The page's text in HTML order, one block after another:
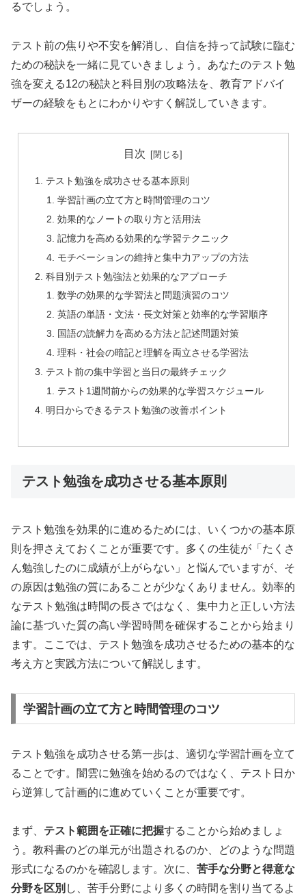
るでしょう。
テスト前の焦りや不安を解消し、自信を持って試験に臨む
ための秘訣を一緒に見ていきましょう。あなたのテスト勉
強を変える12の秘訣と科目別の攻略法を、教育アドバイ
ザーの経験をもとにわかりやすく解説していきます。
目次
テスト勉強を成功させる基本原則
学習計画の立て方と時間管理のコツ
効果的なノートの取り方と活用法
記憶力を高める効果的な学習テクニック
モチベーションの維持と集中力アップの方法
科目別テスト勉強法と効果的なアプローチ
数学の効果的な学習法と問題演習のコツ
英語の単語・文法・長文対策と効率的な学習順序
国語の読解力を高める方法と記述問題対策
理科・社会の暗記と理解を両立させる学習法
テスト前の集中学習と当日の最終チェック
テスト1週間前からの効果的な学習スケジュール
明日からできるテスト勉強の改善ポイント
テスト勉強を成功させる基本原則
テスト勉強を効果的に進めるためには、いくつかの基本原
則を押さえておくことが重要です。多くの生徒が「たくさ
ん勉強したのに成績が上がらない」と悩んでいますが、そ
の原因は勉強の質にあることが少なくありません。効率的
なテスト勉強は時間の長さではなく、集中力と正しい方法
論に基づいた質の高い学習時間を確保することから始まり
ます。ここでは、テスト勉強を成功させるための基本的な
考え方と実践方法について解説します。
学習計画の立て方と時間管理のコツ
テスト勉強を成功させる第一歩は、適切な学習計画を立て
ることです。闇雲に勉強を始めるのではなく、テスト日か
ら逆算して計画的に進めていくことが重要です。
まず、 テスト範囲を正確に把握することから始めましょ
う。教科書のどの単元が出題されるのか、どのような問題
形式になるのかを確認します。次に、 苦手な分野と得意な
分野を区別 し、苦手分野により多くの時間を割り当てるよ